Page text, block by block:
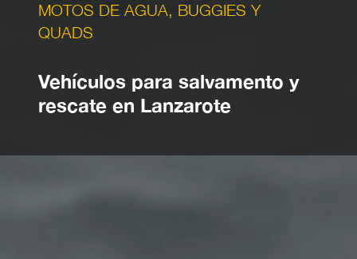
MOTOS DE AGUA, BUGGIES Y
QUADS
Vehículos para salvamento y
rescate en Lanzarote